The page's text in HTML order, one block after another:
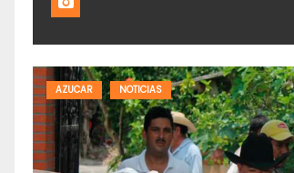
AZUCAR NOTICIAS